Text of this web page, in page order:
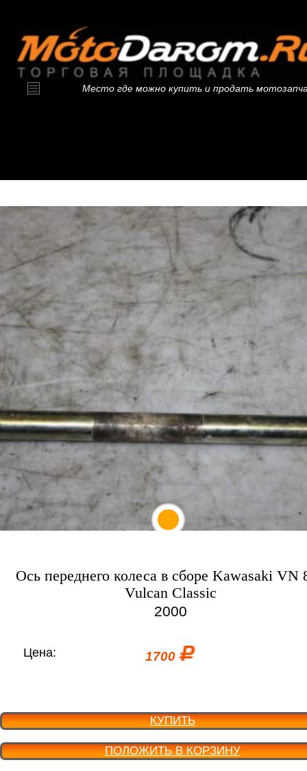
Место где можно купить и продать
Ось переднего колеса в сборе Kawasaki VN
Vulcan Classic
2000
Цена: 1700
КУПИТЬ
ПОЛОЖИТЬ В КОРЗИНУ